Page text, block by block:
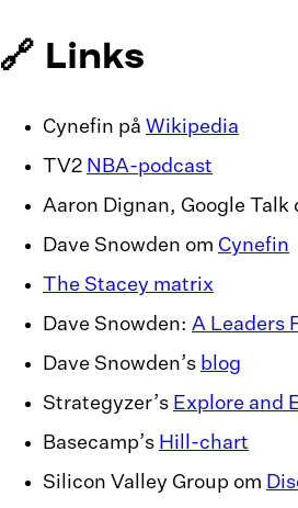
🔗 Links
Cynefin på Wikipedia
TV2 NBA-podcast
Aaron Dignan, Google Talk
Dave Snowden om Cynefin
The Stacey matrix
Dave Snowden: A Leaders
Dave Snowden’s blog
Strategyzer’s Explore and
Basecamp’s Hill-chart
Silicon Valley Group om